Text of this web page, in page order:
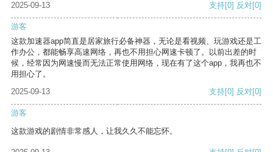
2025-09-13
支持[0] 反对[0]
游客
这款加速器app简直是居家旅行必备神器，无论是看视频、玩游戏还是工
作办公，都能畅享高速网络，再也不用担心网速卡顿了。以前出差的时
候，经常因为网速慢而无法正常使用网络，现在有了这个app，我再也不
用担心了。
2025-09-13
支持[0] 反对[0]
游客
这款游戏的剧情非常感人，让我久久不能忘怀。